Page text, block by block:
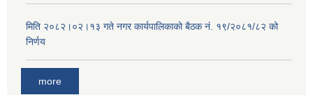
मिति २०८२।०२।१३ गते नगर कार्यपालिकाको बैठक नं. १९/२०८१/८२ को
निर्णय
more